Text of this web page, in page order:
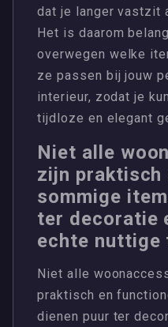
dat je langer vastzit
Het is daarom
overwegen welke
ze passen bij jouw
interieur, zodat je
tijdloze en elegant
Niet alle
zijn praktisch
sommige
ter decoratie
echte nuttige
Niet alle
praktisch en
dienen puur ter